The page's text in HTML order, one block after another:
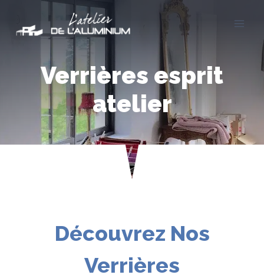
contenu
Verrières esprit
atelier
Découvrez Nos
Verrières